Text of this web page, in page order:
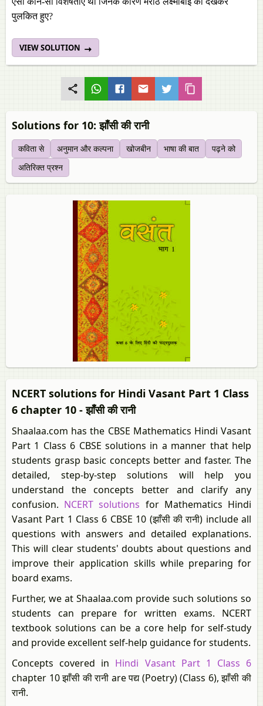
पुलकित हुए?
VIEW SOLUTION
Solutions for 10: झाँसी की रानी
कविता से अनुमान और कल्पना खोजबीन भाषा की बात
पढ़ने को
अतिरिक्त प्रश्न
NCERT solutions for Hindi Vasant Part 1 Class
6 chapter 10 - झाँसी की रानी
Shaalaa.com has the CBSE Mathematics Hindi Vasant
Part 1 Class 6 CBSE solutions in a manner that help
students grasp basic concepts better and faster. The
detailed, step-by-step solutions will help you
understand the concepts better and clarify any
confusion. NCERT solutions for Mathematics Hindi
Vasant Part 1 Class 6 CBSE 10 (झाँसी की रानी) include all
questions with answers and detailed explanations.
This will clear students' doubts about questions and
improve their application skills while preparing for
board exams.
Further, we at Shaalaa.com provide such solutions so
students can prepare for written exams. NCERT
textbook solutions can be a core help for self-study
and provide excellent self-help guidance for students.
Concepts covered in Hindi Vasant Part 1 Class 6
chapter 10 झाँसी की रानी are पद्य (Poetry) (Class 6), झाँसी की
रानी.